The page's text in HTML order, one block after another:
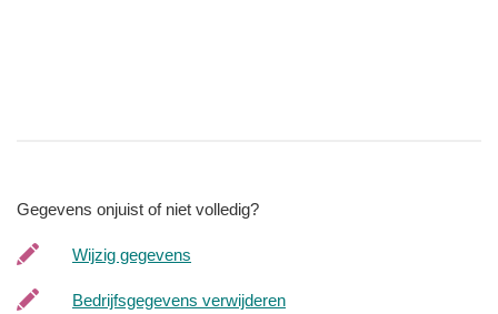
Gegevens onjuist of niet volledig?
Wijzig gegevens
Bedrijfsgegevens verwijderen